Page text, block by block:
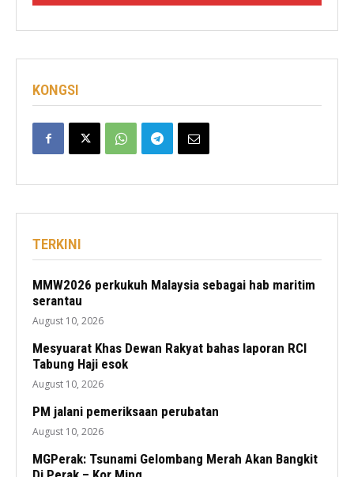
KONGSI
TERKINI
MMW2026 perkukuh Malaysia sebagai hab maritim
serantau
August 10, 2026
Mesyuarat Khas Dewan Rakyat bahas laporan RCI
Tabung Haji esok
August 10, 2026
PM jalani pemeriksaan perubatan
August 10, 2026
MGPerak: Tsunami Gelombang Merah Akan Bangkit